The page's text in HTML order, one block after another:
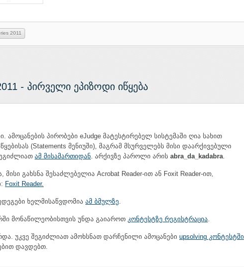
2011
- პირველი ეპიზოდი იწყება
ამოცანების პირობები eJudge მატესტირებელ სისტემაში ღია სახით
(Statements მენიუში), მაგრამ მსურველებს მისი დაარქივებული
ამ მისამართიდან. არქივზე პაროლი არის abra_da_kadabra.
გახსნა შესაძლებელია Acrobat Reader-ით ან Foxit Reader-ით,
Foxit Reader.
ხელმისაწვდომია ამ ბმულზე.
მონაწილეობისთვის უნდა გაიაროთ კონტესტზე რეგისტრაცია.
უკვე შეგიძლიათ ამოხსნათ დარჩენილი ამოცანები upsolving კონტესტში
დავდებთ.